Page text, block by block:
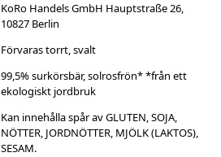
KoRo Handels GmbH Hauptstraße 26,
10827 Berlin
Förvaras torrt, svalt
99,5% surkörsbär, solrosfrön* *från ett
ekologiskt jordbruk
Kan innehålla spår av GLUTEN, SOJA,
NÖTTER, JORDNÖTTER, MJÖLK (LAKTOS),
SESAM.